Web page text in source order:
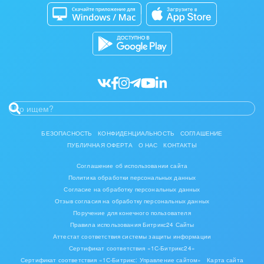
Мода, одежда, аксессуары, стиль
Рынки и торговля
Связь и телекоммуникации
Финансы, бухгалтерия, банки
Химия и нефтехимия
Электроэнергетика
Кибербезопасность
Разработчикам приложений
БЕЗОПАСНОСТЬ КОНФИДЕНЦИАЛЬНОСТЬ
СОГЛАШЕНИЕ
ПУБЛИЧНАЯ ОФЕРТА
О НАС КОНТАКТЫ
Соглашение об использовании сайта
Политика обработки персональных данных
Согласие на обработку персональных данных
Отзыв согласия на обработку персональных данных
Поручение для конечного пользователя
Правила использования Битрикс24 Сайты
Аттестат соответствия системы защиты информации
Сертификат соответствия «1С-Битрикс24»
Сертификат соответствия «1С-Битрикс: Управление сайтом»
Карта сайта